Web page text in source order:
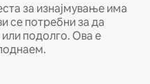
за изнајмување има
се потребни за да
подолго. Ова е